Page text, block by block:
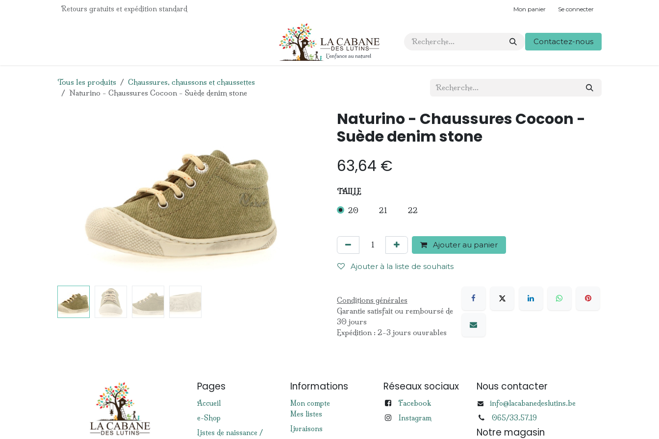
Se rendre au contenuRetours gratuits et expédition standard Mon panier Se connecter
Contact Contactez-nous
Tous les produits
Chaussures, chaussons et chaussettes
Naturino - Chaussures Cocoon - Suède denim stone
Naturino - Chaussures Cocoon -
Suède denim stone
63,64 €
TAILLE
20 21 22
Ajouter au panier
Ajouter à la liste de souhaits
Conditions générales
Garantie satisfait ou remboursé de
30 jours
Expédition : 2-3 jours ouvrables
Pages
Accueil
e-Shop
Listes de naissance /
Informations
Mon compte
Mes listes
Livraisons
Réseaux sociaux
Facebook
Instagram
Nous contacter
info@lacabanedeslutins.be
065/33.57.19
Notre magasin